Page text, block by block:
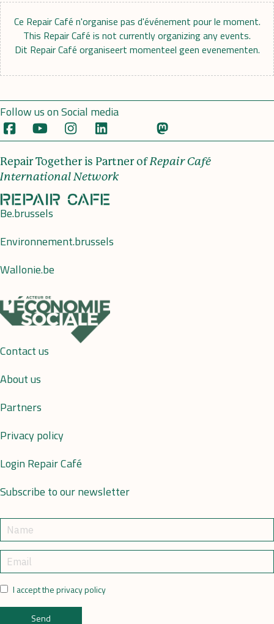
Ce Repair Café n'organise pas d'événement pour le moment.
This Repair Café is not currently organizing any events.
Dit Repair Café organiseert momenteel geen evenementen.
Follow us on Social media
Repair Together is Partner ofRepair Café
International Network
Be.brussels
Environnement.brussels
Wallonie.be
Contact us
About us
Partners
Privacy policy
Login Repair Café
Subscribe to our newsletter
I accept the privacy policy
Send